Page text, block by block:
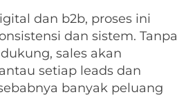
dan b2b, proses ini
dan sistem. Tanpa
sales akan
setiap leads dan
banyak peluang